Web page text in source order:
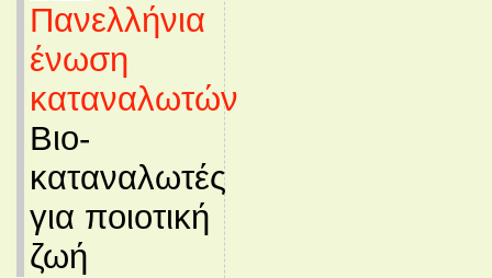
Πανελλήνια
ένωση
καταναλωτών
Βιο-
καταναλωτές
για ποιοτική
ζωή